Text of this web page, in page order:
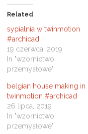
n
L
i
n
k
e
d
I
n
(
O
e
n
s
n
n
w
Related
sypialnia w twinmotion
#archicad
19 czerwca, 2019
In "wzornictwo
przemysłowe"
belgian house making in
twinmotion #archicad
26 lipca, 2019
In "wzornictwo
przemysłowe"